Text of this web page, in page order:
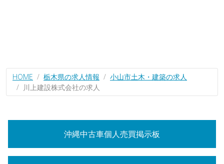
HOME 栃木県の求人情報
小山市土木・建築の求人
川上建設株式会社の求人
沖縄中古車個人売買掲示板